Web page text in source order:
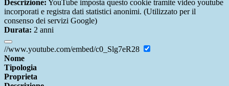
Descrizione: YouTube imposta questo cookie tramite video youtube
incorporati e registra dati statistici anonimi. (Utilizzato per il
consenso dei servizi Google)
Durata: 2 anni
//www.youtube.com/embed/c0_Slg7eR28
Nome
Tipologia
Proprieta